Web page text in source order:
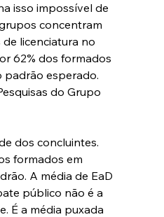
isso impossível de
concentram
licenciatura no
62% dos formados
padrão esperado.
do Grupo
dos concluintes.
formados em
A média de EaD
público não é a
É a média puxada